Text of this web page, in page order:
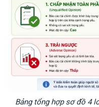
Bảng tổng hợp sơ đồ 4